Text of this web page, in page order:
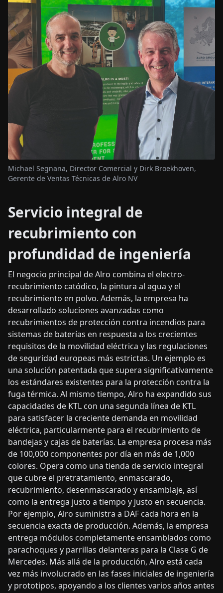
Michael Segnana, Director Comercial y Dirk Broekhoven,
Gerente de Ventas Técnicas de Alro NV
Servicio integral de
recubrimiento con
profundidad de ingeniería
El negocio principal de Alro combina el electro-
recubrimiento catódico, la pintura al agua y el
recubrimiento en polvo. Además, la empresa ha
desarrollado soluciones avanzadas como
recubrimientos de protección contra incendios para
sistemas de baterías en respuesta a los crecientes
requisitos de la movilidad eléctrica y las regulaciones
de seguridad europeas más estrictas. Un ejemplo es
una solución patentada que supera significativamente
los estándares existentes para la protección contra la
fuga térmica. Al mismo tiempo, Alro ha expandido sus
capacidades de KTL con una segunda línea de KTL
para satisfacer la creciente demanda en movilidad
eléctrica, particularmente para el recubrimiento de
bandejas y cajas de baterías. La empresa procesa más
de 100,000 componentes por día en más de 1,000
colores. Opera como una tienda de servicio integral
que cubre el pretratamiento, enmascarado,
recubrimiento, desenmascarado y ensamblaje, así
como la entrega justo a tiempo y justo en secuencia.
Por ejemplo, Alro suministra a DAF cada hora en la
secuencia exacta de producción. Además, la empresa
entrega módulos completamente ensamblados como
parachoques y parrillas delanteras para la Clase G de
Mercedes. Más allá de la producción, Alro está cada
vez más involucrado en las fases iniciales de ingeniería
y prototipos, apoyando a los clientes varios años antes